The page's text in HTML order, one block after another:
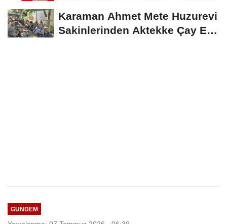
Karaman Ahmet Mete Huzurevi
Sakinlerinden Aktekke Çay Evi
GÜNDEM